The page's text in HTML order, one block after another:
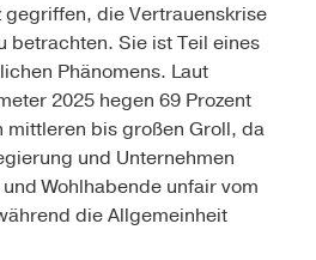
gegriffen, die Vertrauenskrise
betrachten. Sie ist Teil eines
Phänomens. Laut
2025 hegen 69 Prozent
mittleren bis großen Groll, da
und Unternehmen
Wohlhabende unfair vom
die Allgemeinheit